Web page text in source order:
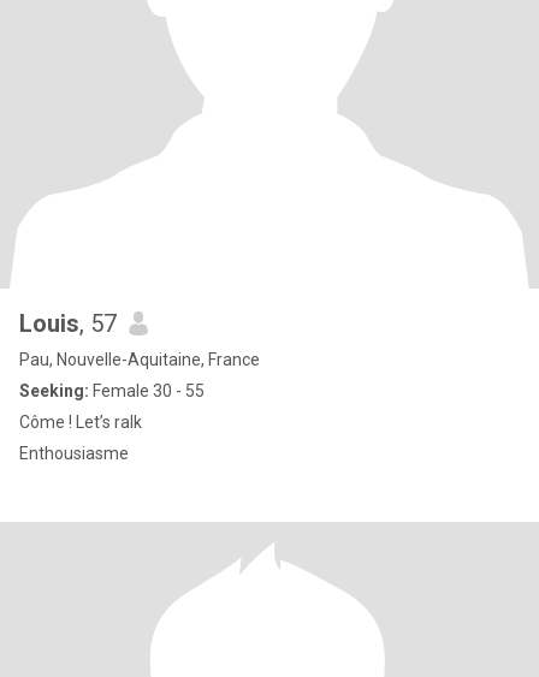
Louis, 57
Pau, Nouvelle-Aquitaine, France
Seeking: Female 30 - 55
Côme ! Let’s ralk
Enthousiasme